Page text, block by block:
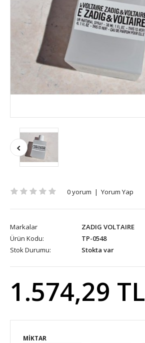
0 yorum | Yorum Yap
Markalar
ZADIG VOLTAIRE
Ürün Kodu:
TP-0548
Stok Durumu:
Stokta var
1.574,29 TL
MIKTAR